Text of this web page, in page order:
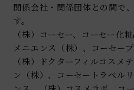
関係会社・関係団体との間で
す。
（株）コーセー、コーセー化
メニエンス（株）、コーセー
（株）ドクターフィルコスメ
ン（株）、コーセートラベル